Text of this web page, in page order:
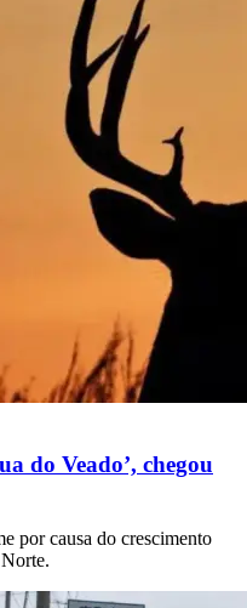
do Veado’, chegou
por causa do crescimento